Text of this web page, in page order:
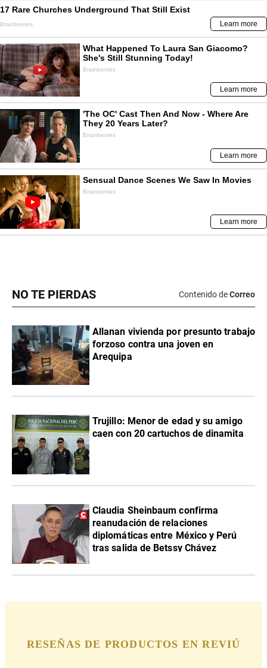
NO TE PIERDAS Contenido deCorreo
Allanan vivienda por presunto trabajo
forzoso contra una joven en
Arequipa
Trujillo: Menor de edad y su amigo
caen con 20 cartuchos de dinamita
Claudia Sheinbaum confirma
reanudación de relaciones
diplomáticas entre México y Perú
tras salida de Betssy Chávez